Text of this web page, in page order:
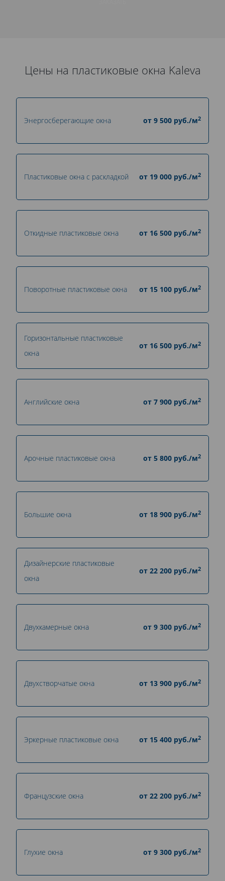
Цены на пластиковые окна Kaleva
Энергосберегающие окна от 9 500 руб./м2
Пластиковые окна с раскладкой от 19 000 руб./м2
Откидные пластиковые окна от 16 500 руб./м2
Поворотные пластиковые окна от 15 100 руб./м2
Горизонтальные пластиковые
окна
от 16 500 руб./м2
Английские окна от 7 900 руб./м2
Арочные пластиковые окна от 5 800 руб./м2
Большие окна от 18 900 руб./м2
Дизайнерские пластиковые
окна
от 22 200 руб./м2
Двухкамерные окна от 9 300 руб./м2
Двухстворчатые окна от 13 900 руб./м2
Эркерные пластиковые окна от 15 400 руб./м2
Французские окна от 22 200 руб./м2
Глухие окна от 9 300 руб./м2